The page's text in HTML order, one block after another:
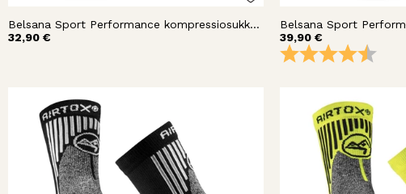
Belsana Sport Performance kompressiosukka nilkka
32,90 €
39,90 €
Arvio: